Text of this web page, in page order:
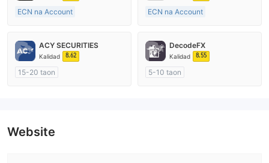
ECN na Account
Kinokontrol sa Australia
Paggawa ng Market (MM)
ECN na Account
Kinokontrol sa Australia
Paggawa ng Market (MM)
ACY SECURITIES
Kalidad 8.62
15-20 taon
DecodeFX
Kalidad 8.55
5-10 taon
Website